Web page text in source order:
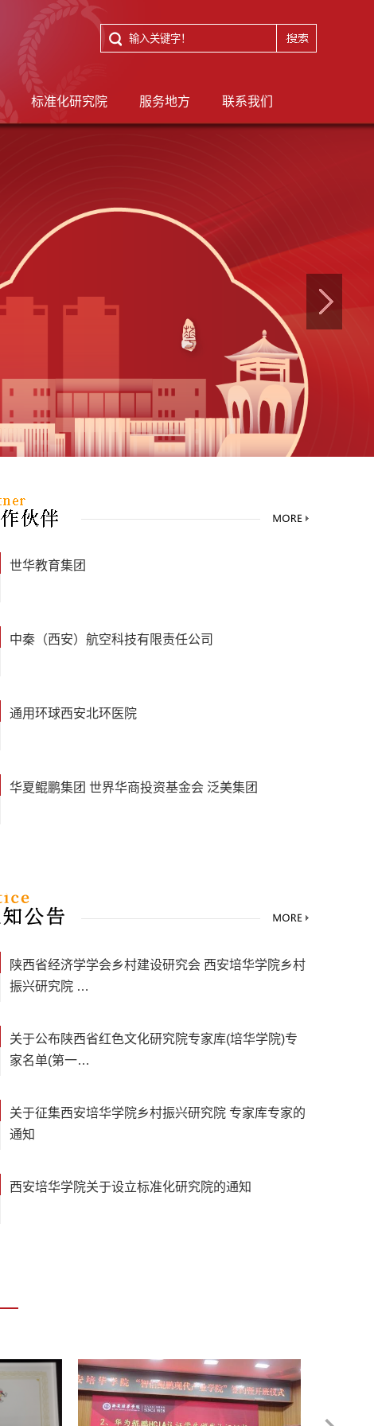
标准化研究院 服务地方 联系我们
世华教育集团
中秦（西安）航空科技有限责任公司
通用环球西安北环医院
华夏鲲鹏集团 世界华商投资基金会 泛美集团
陕西省经济学学会乡村建设研究会 西安培华学院乡村
振兴研究院 …
关于公布陕西省红色文化研究院专家库(培华学院)专
家名单(第一…
关于征集西安培华学院乡村振兴研究院 专家库专家的
通知
西安培华学院关于设立标准化研究院的通知